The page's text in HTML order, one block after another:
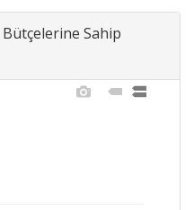
Bütçelerine Sahip